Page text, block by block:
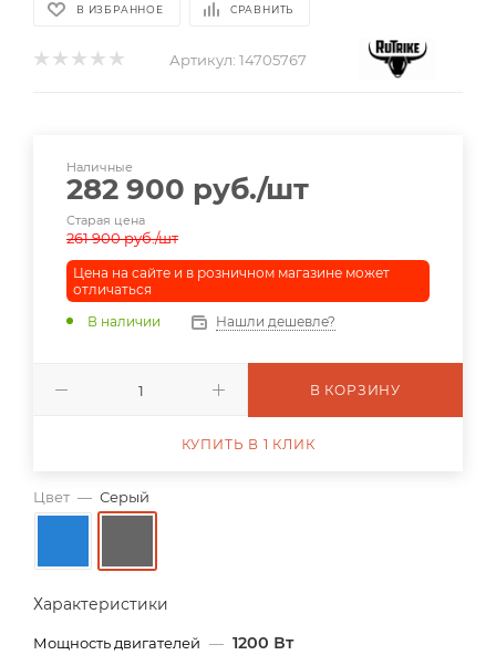
В ИЗБРАННОЕ СРАВНИТЬ
Артикул: 14705767
Цвет — Серый
Характеристики
Мощность двигателей — 1200 Вт
Наличные
282 900 руб./шт
Старая цена
261 900руб./шт
Цена на сайте и в розничном магазине может
отличаться
В наличии
Нашли дешевле?
В КОРЗИНУ
КУПИТЬ В 1 КЛИК